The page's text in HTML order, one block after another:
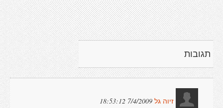
תגובות
זיוה גל 7/4/2009 18:53:12